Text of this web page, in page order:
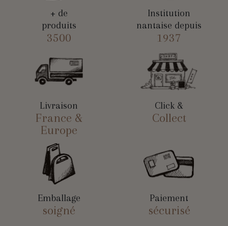
+ de
produits
3500
Institution
nantaise depuis
1937
Livraison
France &
Europe
Click &
Collect
Emballage
soigné
Paiement
sécurisé